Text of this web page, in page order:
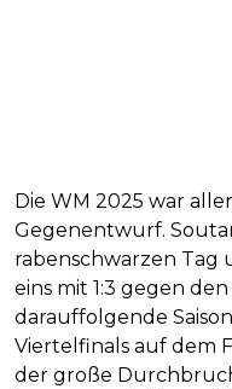
Die WM 2025 war
Gegenentwurf.
rabenschwarzen Tag
eins mit 1:3 gegen
darauffolgende
Viertelfinals auf dem
der große